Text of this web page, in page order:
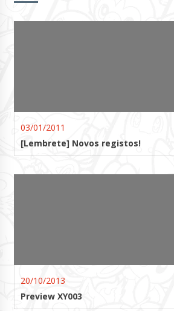
03/01/2011
[Lembrete] Novos registos!
20/10/2013
Preview XY003